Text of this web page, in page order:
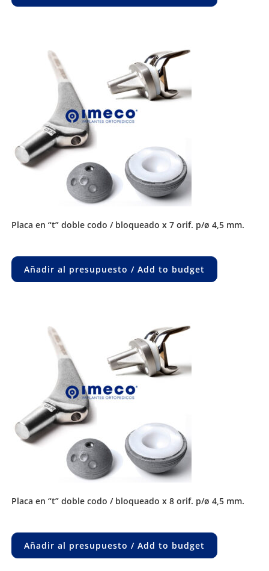
placa en “t” doble codo / bloqueado x 7 orif. p/ø 4,5 mm.
Añadir al presupuesto / Add to budget
placa en “t” doble codo / bloqueado x 8 orif. p/ø 4,5 mm.
Añadir al presupuesto / Add to budget